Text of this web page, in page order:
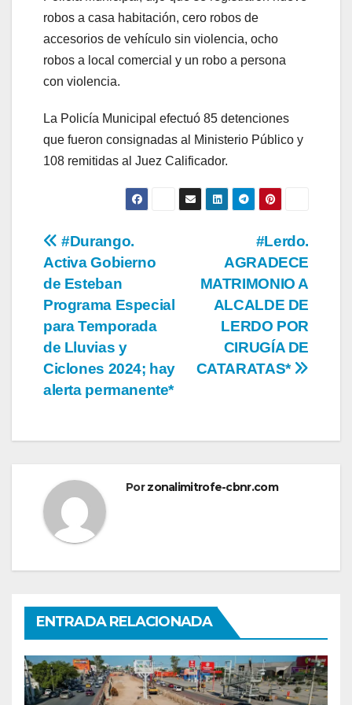
robos a casa habitación, cero robos de
accesorios de vehículo sin violencia, ocho
robos a local comercial y un robo a persona
con violencia.
La Policía Municipal efectuó 85 detenciones
que fueron consignadas al Ministerio Público y
108 remitidas al Juez Calificador.
Navegación
de
entradas
#Lerdo.
AGRADECE
MATRIMONIO A
ALCALDE DE
LERDO POR
CIRUGÍA DE
CATARATAS*
#Durango.
Activa Gobierno
de Esteban
Programa Especial
para Temporada
de Lluvias y
Ciclones 2024; hay
alerta permanente*
Porzonalimitrofe-cbnr.com
ENTRADA RELACIONADA